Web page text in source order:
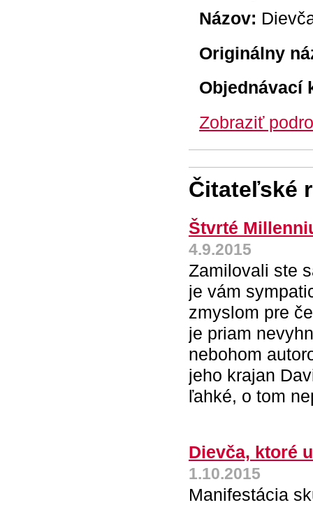
Názov:
Originálny
Objednávací
Zobraziť
Čitateľské
Štvrté
4.9.2015
Zamilovali ste
je vám
zmyslom pre
je priam
nebohom
jeho krajan
ľahké, o tom
Dievča, ktoré
1.10.2015
Manifestácia